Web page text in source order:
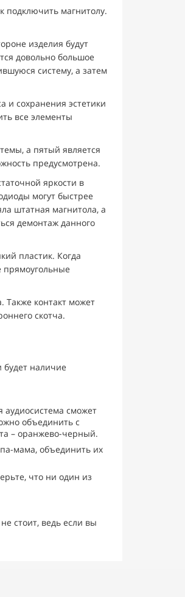
подключить магнитолу.
изделия будут
довольно большое
систему, а затем
и сохранения эстетики
все элементы
а пятый является
предусмотрена.
яркости в
могут быстрее
штатная магнитола, а
демонтаж данного
пластик. Когда
Также контакт может
скотча.
наличие
аудиосистема сможет
объединить с
– оранжево-черный.
мама, объединить их
что ни один из
стоит, ведь если вы